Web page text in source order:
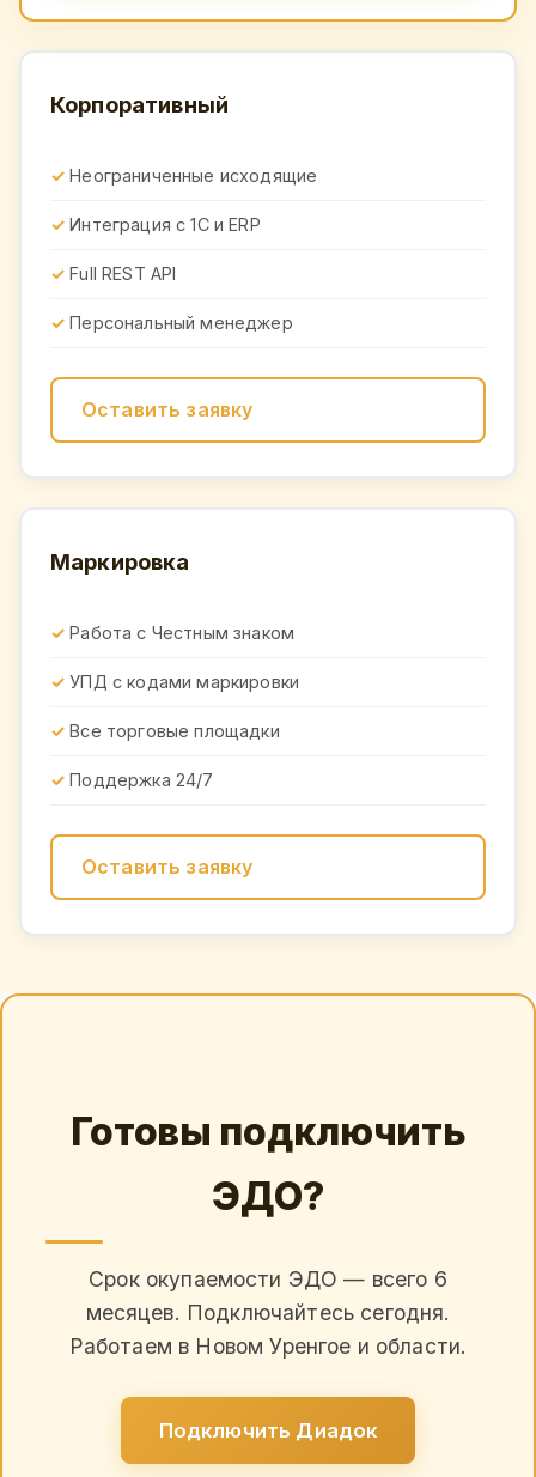
Корпоративный
Неограниченные исходящие
Интеграция с 1С и ERP
Full REST API
Персональный менеджер
Оставить заявку
Маркировка
Работа с Честным знаком
УПД с кодами маркировки
Все торговые площадки
Поддержка 24/7
Оставить заявку
Готовы подключить
ЭДО?
Срок окупаемости ЭДО — всего 6
месяцев. Подключайтесь сегодня.
Работаем в Новом Уренгое и области.
Подключить Диадок